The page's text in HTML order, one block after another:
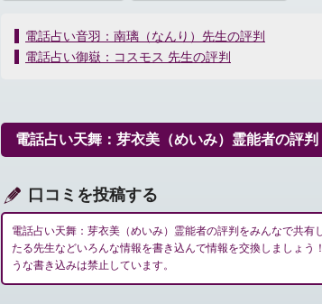
投
稿
ー
シ
ン
電話占い音羽：南璃（なんり）先生の評判
電話占い御嶽：コスモス 先生の評判
電話占い天舞：芽衣美（めいみ）霊能者の評判
口コミを投稿する
電話占い天舞：芽衣美（めいみ）霊能者の評判をみんなで共有
たる先生などいろんな情報を書き込んで情報を交換しましょう
うな書き込みは禁止しています。